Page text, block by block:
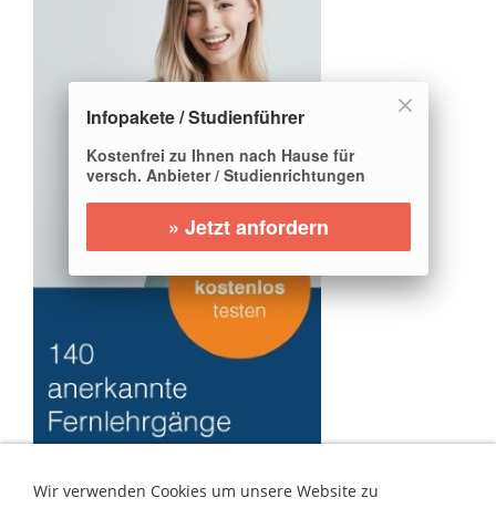
Wir verwenden Cookies um unsere Website zu
Infopakete / Studienführer
Kostenfrei zu Ihnen nach Hause für
versch. Anbieter / Studienrichtungen
» Jetzt anfordern